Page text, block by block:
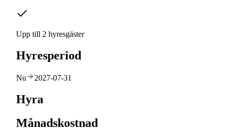
Upp till 2 hyresgäster
Hyresperiod
Nu 2027-07-31
Hyra
Månadskostnad